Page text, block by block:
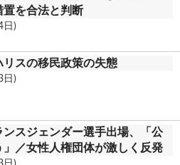
置を合法と判断
日)
リスの移民政策の失態
日)
ンスジェンダー選手出場、「公
」／女性人権団体が激しく反発